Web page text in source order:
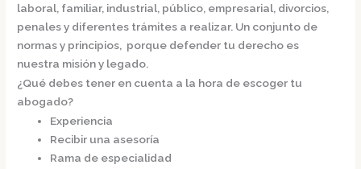
laboral, familiar, industrial, público, empresarial, divorcios,
penales y diferentes trámites a realizar. Un conjunto de
normas y principios, porque defender tu derecho es
nuestra misión y legado.
¿Qué debes tener en cuenta a la hora de escoger tu
abogado?
Experiencia
Recibir una asesoría
Rama de especialidad